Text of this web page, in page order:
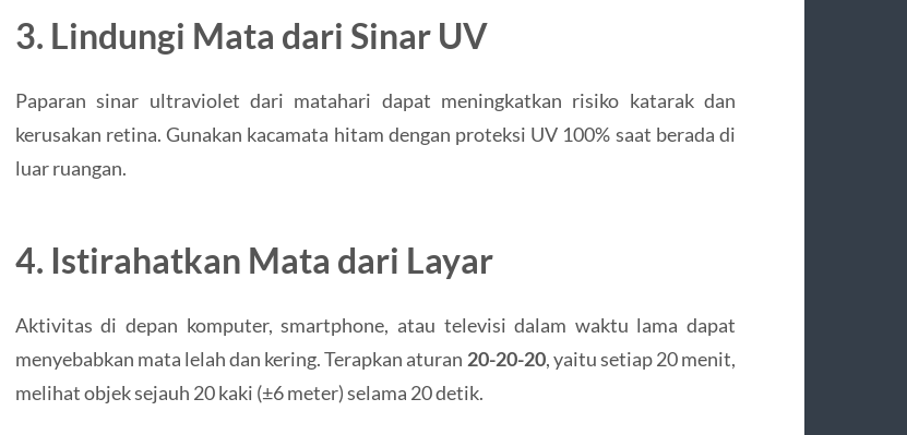
3. Lindungi Mata dari Sinar UV
Paparan sinar ultraviolet dari matahari dapat meningkatkan risiko katarak dan
kerusakan retina. Gunakan kacamata hitam dengan proteksi UV 100% saat berada di
luar ruangan.
4. Istirahatkan Mata dari Layar
Aktivitas di depan komputer, smartphone, atau televisi dalam waktu lama dapat
menyebabkan mata lelah dan kering. Terapkan aturan 20-20-20, yaitu setiap 20 menit,
melihat objek sejauh 20 kaki (±6 meter) selama 20 detik.